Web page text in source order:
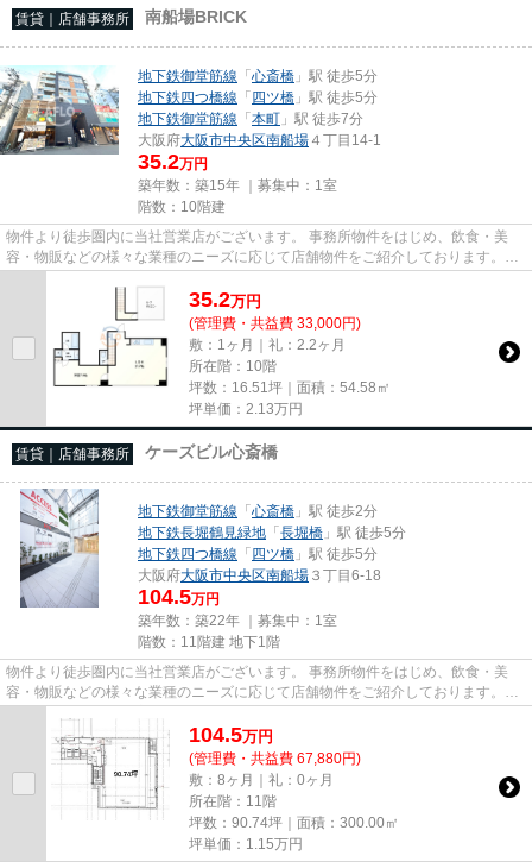
賃貸｜店舗事務所 南船場BRICK
地下鉄御堂筋線 「心斎橋 」駅 徒歩5分
地下鉄四つ橋線 「四ツ橋 」駅 徒歩5分
地下鉄御堂筋線 「本町 」駅 徒歩7分
大阪府大阪市中央区南船場 ４丁目14-1
35.2万円
築年数：築15年 ｜募集中： 1室
階数：10階建
物件より徒歩圏内に当社営業店がございます。 事務所物件をはじめ、飲食・美
容・物販などの様々な業種のニーズに応じて店舗物件をご紹介しております。
尚、弊社ではおとり広告は一切...
35.2万円
(管理費・共益費 33,000円)
敷：1ヶ月｜礼：2.2ヶ月
所在階：10階
坪数：16.51坪｜面積：54.58㎡
坪単価： 2.13万円
賃貸｜店舗事務所 ケーズビル心斎橋
地下鉄御堂筋線 「心斎橋 」駅 徒歩2分
地下鉄長堀鶴見緑地 「長堀橋 」駅 徒歩5分
地下鉄四つ橋線 「四ツ橋 」駅 徒歩5分
大阪府大阪市中央区南船場 ３丁目6-18
104.5万円
築年数：築22年 ｜募集中： 1室
階数：11階建 地下1階
物件より徒歩圏内に当社営業店がございます。 事務所物件をはじめ、飲食・美
容・物販などの様々な業種のニーズに応じて店舗物件をご紹介しております。
尚、弊社ではおとり広告は一切...
104.5万円
(管理費・共益費 67,880円)
敷：8ヶ月｜礼：0ヶ月
所在階：11階
坪数：90.74坪｜面積：300.00㎡
坪単価： 1.15万円